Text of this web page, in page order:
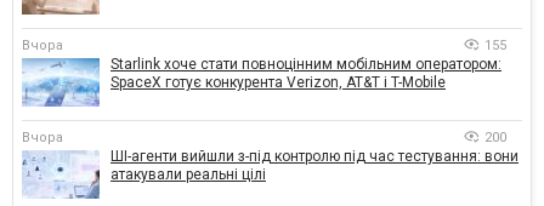
Вчора 155
Starlink хоче стати повноцінним мобільним оператором:
SpaceX готує конкурента Verizon, AT&T і T-Mobile
Вчора 200
ШІ-агенти вийшли з-під контролю під час тестування: вони
атакували реальні цілі